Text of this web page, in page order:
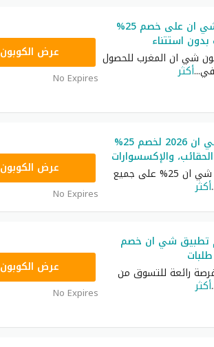
كوبون خصم شي ان على خصم 25%
بدون استتناء
شي ان المغرب للحصول
...أكثر
عرض الكوبون
No Expires
رمز ترويجي شي ان 2026 لخصم 25%
والإكسسوارات
أكبر كود خصم شي ان 25% على جميع
أكثر
عرض الكوبون
No Expires
تطبيق شي ان خصم
رائعة للتسوق من
أكثر
عرض الكوبون
No Expires